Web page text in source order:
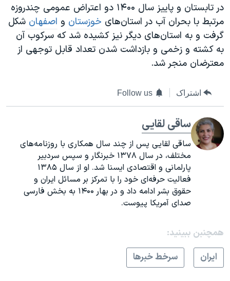
در تابستان و پاییز سال ۱۴۰۰ دو اعتراض عمومی چندروزه
مرتبط با بحران آب در استان‌های خوزستان و اصفهان شکل
گرفت و به استان‌های دیگر نیز کشیده شد که سرکوب آن
به کشته و زخمی و بازداشت شدن تعداد قابل توجهی از
معترضان منجر شد.
اشتراک Follow us
ساقی لقایی
ساقی لقایی پس از چند سال همکاری با روزنامه‌های
مختلف، در سال ۱۳۷۸ خبرنگار و سپس سردبیر
پارلمانی و اقتصادی ایسنا شد. او از سال ۱۳۸۵
فعالیت حرفه‌ای خود را با تمرکز بر مسائل ایران و
حقوق بشر ادامه داد و در بهار ۱۴۰۰ به بخش فارسی
صدای آمریکا پیوست.
همچنبن ببینید:
ايران
سرخط خبرها